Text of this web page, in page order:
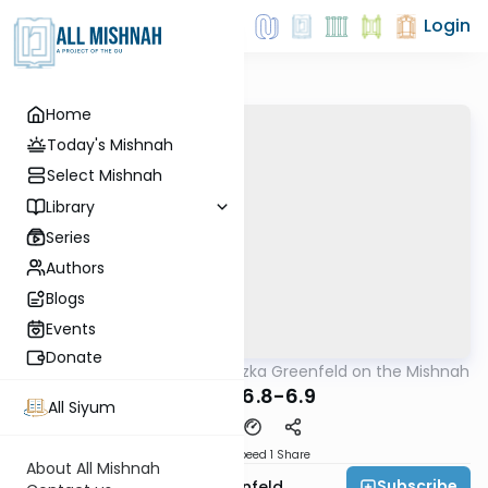
Home
Today's Mishnah
Select Mishnah
Library
Series
Authors
Blogs
Events
Donate
All Siyum
About All Mishnah
Login
Mishna Rabbi Hertzka Greenfeld on the Mishnah
Kilaim 6.8-6.9
Speed 1 Share